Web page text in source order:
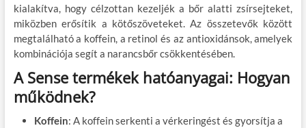
kialakítva, hogy célzottan kezeljék a bőr alatti zsírsejteket,
miközben erősítik a kötőszöveteket. Az összetevők között
megtalálható a koffein, a retinol és az antioxidánsok, amelyek
kombinációja segít a narancsbőr csökkentésében.
A Sense termékek hatóanyagai: Hogyan
működnek?
Koffein: A koffein serkenti a vérkeringést és gyorsítja a